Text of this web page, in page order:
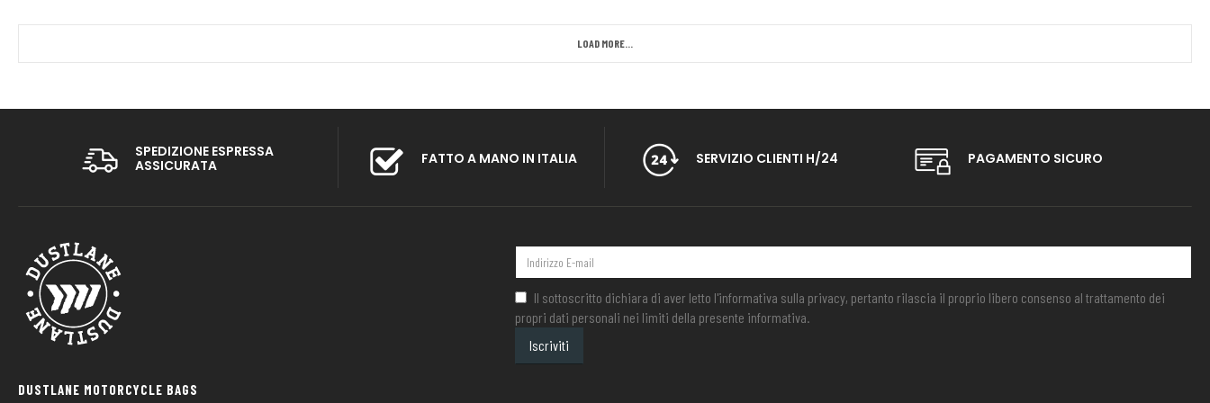
LOAD MORE...
SPEDIZIONE ESPRESSA
ASSICURATA
FATTO A MANO IN ITALIA SERVIZIO CLIENTI H/24 PAGAMENTO SICURO
DUSTLANE MOTORCYCLE BAGS
Il sottoscritto dichiara di aver letto l'informativa sulla privacy, pertanto rilascia il proprio libero consenso al trattamento dei
propri dati personali nei limiti della presente informativa.